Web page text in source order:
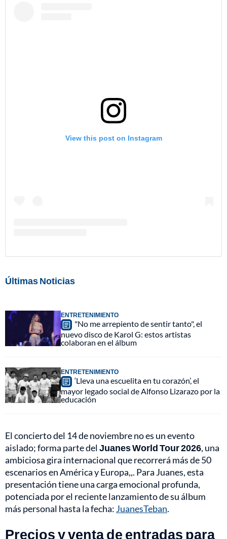
View this post on Instagram
Últimas Noticias
ENTRETENIMIENTO
"No me arrepiento de sentir tanto", el
nuevo disco de Karol G: estos artistas
colaboran en el álbum
ENTRETENIMIENTO
‘Lleva una escuelita en tu corazón’, el
mayor legado social de Alfonso Lizarazo por la
educación
El concierto del 14 de noviembre no es un evento
aislado; forma parte delJuanes World Tour 2026, una
ambiciosa gira internacional que recorrerá más de 50
escenarios en América y Europa,,. Para Juanes, esta
presentación tiene una carga emocional profunda,
potenciada por el reciente lanzamiento de su álbum
más personal hasta la fecha: JuanesTeban.
Precios y venta de entradas para